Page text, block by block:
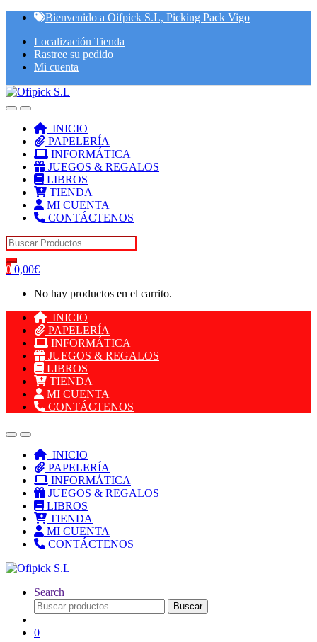
Skip
navigation
Skip
content
Bienvenido a Oifpick S.L, Picking Pack Vigo
Localización Tienda
Rastree su pedido
Mi cuenta
INICIO
PAPELERÍA
INFORMÁTICA
JUEGOS & REGALOS
LIBROS
TIENDA
MI CUENTA
CONTÁCTENOS
Search for:
0 0,00€
No hay productos en el carrito.
INICIO
PAPELERÍA
INFORMÁTICA
JUEGOS & REGALOS
LIBROS
TIENDA
MI CUENTA
CONTÁCTENOS
INICIO
PAPELERÍA
INFORMÁTICA
JUEGOS & REGALOS
LIBROS
TIENDA
MI CUENTA
CONTÁCTENOS
Search
Buscar
por:
Buscar
0